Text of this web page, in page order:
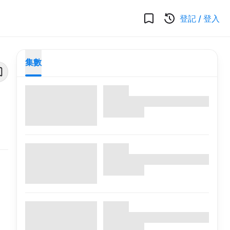
登記 / 登入
集數